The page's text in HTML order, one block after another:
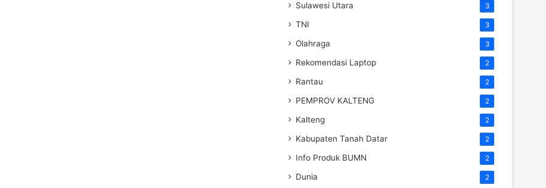
Sulawesi Utara 3
TNI 3
Olahraga 3
Rekomendasi Laptop 2
Rantau 2
PEMPROV KALTENG 2
Kalteng 2
Kabupaten Tanah Datar 2
Info Produk BUMN 2
Dunia 2